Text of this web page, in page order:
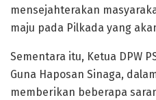
mensejahterakan
maju pada Pilkada yang
Sementara itu, Ketua DPW
Guna Haposan Sinaga,
memberikan beberapa